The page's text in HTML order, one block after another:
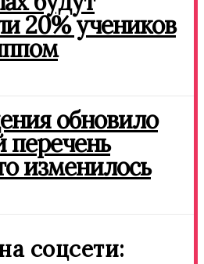
20% учеников
обновило
перечень
изменилось
соцсети: